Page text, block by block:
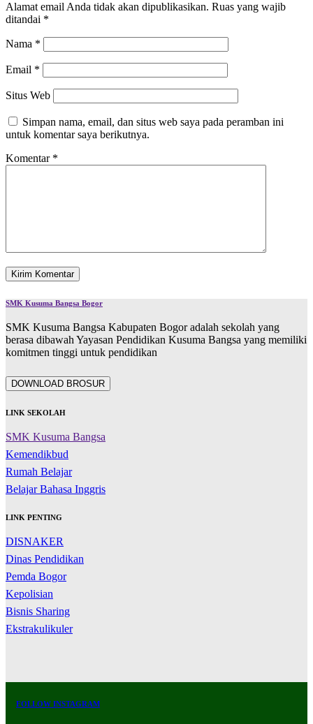
Alamat email Anda tidak akan dipublikasikan. Ruas yang wajib
ditandai *
Nama *
Email *
Situs Web
Simpan nama, email, dan situs web saya pada peramban ini
untuk komentar saya berikutnya.
Komentar *
SMK Kusuma Bangsa Bogor
SMK Kusuma Bangsa Kabupaten Bogor adalah sekolah yang
berasa dibawah Yayasan Pendidikan Kusuma Bangsa yang memiliki
komitmen tinggi untuk pendidikan
DOWNLOAD BROSUR
LINK SEKOLAH
SMK Kusuma Bangsa
Kemendikbud
Rumah Belajar
Belajar Bahasa Inggris
LINK PENTING
DISNAKER
Dinas Pendidikan
Pemda Bogor
Kepolisian
Bisnis Sharing
Ekstrakulikuler
FOLLOW INSTAGRAM